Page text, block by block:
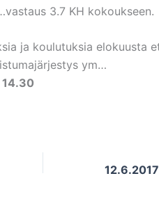
3.7 KH kokoukseen.
ja koulutuksia elokuusta
ym…